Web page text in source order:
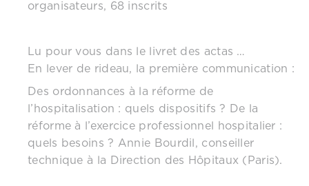
organisateurs, 68 inscrits
Lu pour vous dans le livret des actas …
En lever de rideau, la première communication :
Des ordonnances à la réforme de
l’hospitalisation : quels dispositifs ? De la
réforme à l’exercice professionnel hospitalier :
quels besoins ? Annie Bourdil, conseiller
technique à la Direction des Hôpitaux (Paris).